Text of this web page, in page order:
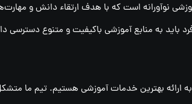
نوآورانه است که با هدف ارتقاء دانش و
باید به منابع آموزشی باکیفیت و متنوع دسترسی
ارائه بهترین خدمات آموزشی هستیم. تیم ما